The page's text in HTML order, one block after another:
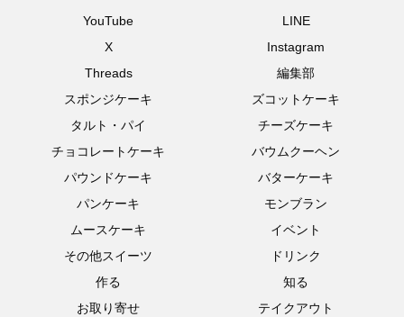
YouTube
LINE
X
Instagram
Threads
編集部
スポンジケーキ
ズコットケーキ
タルト・パイ
チーズケーキ
チョコレートケーキ
バウムクーヘン
パウンドケーキ
バターケーキ
パンケーキ
モンブラン
ムースケーキ
イベント
その他スイーツ
ドリンク
作る
知る
お取り寄せ
テイクアウト